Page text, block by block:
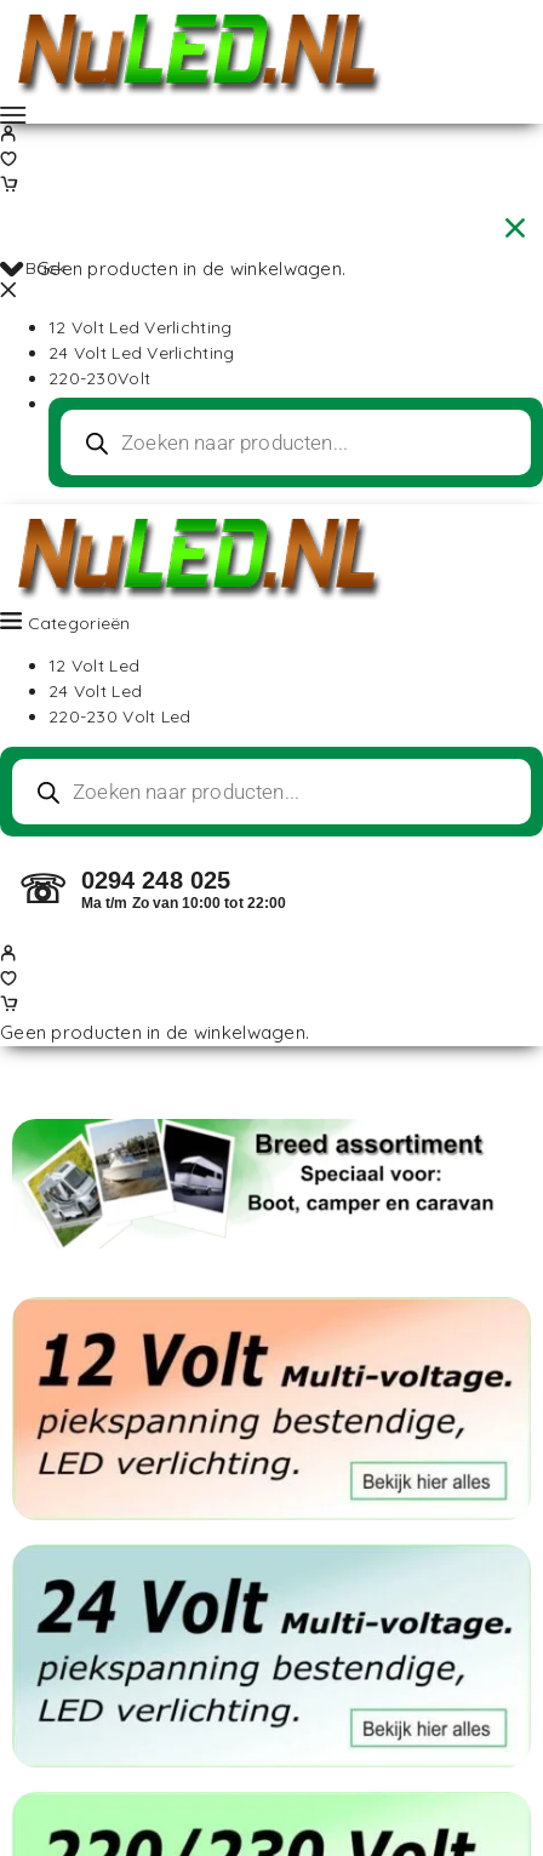
Geen producten in de winkelwagen.
Back
12 Volt Led Verlichting
24 Volt Led Verlichting
220-230Volt
Categorieën
12 Volt Led
24 Volt Led
220-230 Volt Led
☏ 0294 248 025
Ma t/m Zo van 10:00 tot 22:00
Geen producten in de winkelwagen.